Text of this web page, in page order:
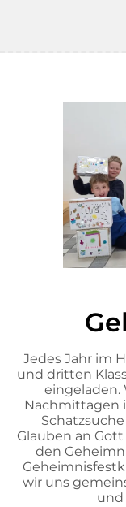
Jedes Jahr im
und dritten
eingeladen.
Nachmittagen
Glauben an
den
wir uns
und